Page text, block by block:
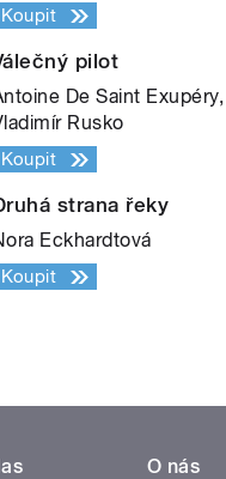
Koupit
pilot
De Saint
Rusko
Koupit
strana řeky
Eckhardtová
Koupit
O nás